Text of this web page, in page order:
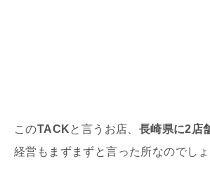
このTACKと言うお店、 長崎県に2店
経営もまずまずと言った所なのでしょ